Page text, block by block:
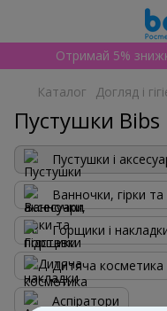
Отримай 5%
Каталог Догляд і
Пустушки Bibs
Пустушки і
Ванночки, гірки та
Горщики і
Дитяча косметика
Аспіратори